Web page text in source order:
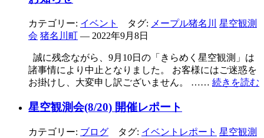
カテゴリー: イベント タグ: メープル猪名川
星空観測
会 猪名川町 — 2022年9月8日
誠に残念ながら、9月10日の「きらめく星空観測」は
諸事情により中止となりました。 お客様にはご迷惑を
お掛けし、大変申し訳ございません。 …… 続きを読む
星空観測会(8/20) 開催レポート
カテゴリー: ブログ タグ: イベントレポート 星空観測